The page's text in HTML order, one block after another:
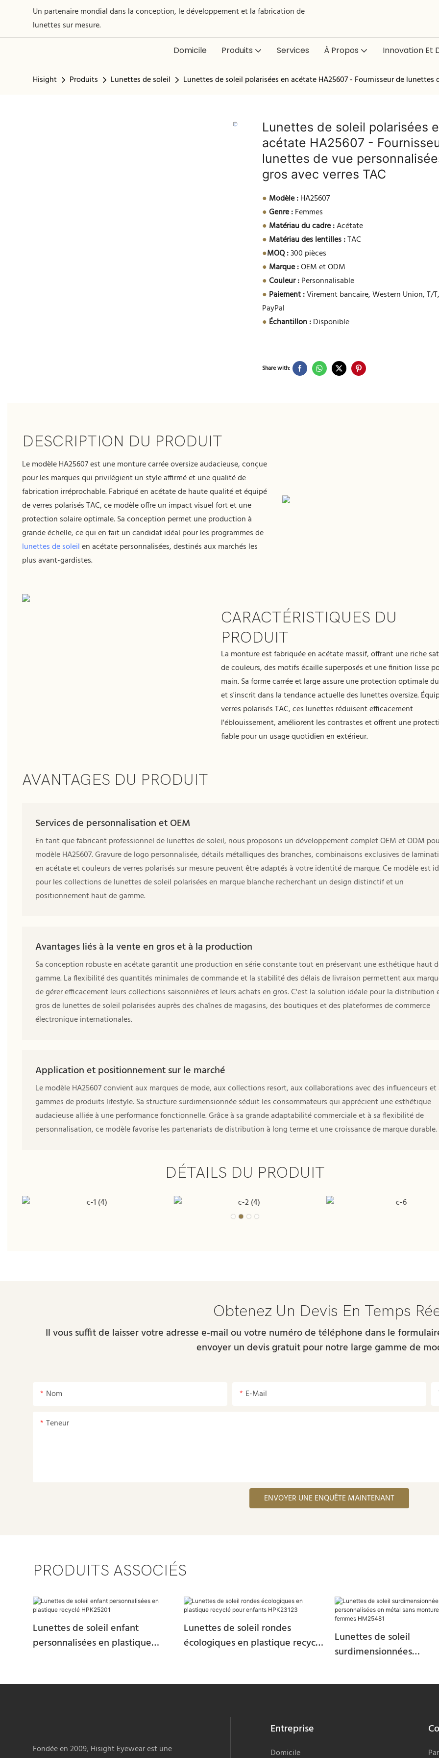
Un partenaire mondial dans la conception, le développement et la fabrication de
lunettes sur mesure.
Domicile Produits Services À Propos Innovation Et
Hisight Produits Lunettes de soleil Lunettes de soleil polarisées en acétate HA25607 - Fournisseur de lunettes
Lunettes de soleil polarisées
acétate HA25607 -
lunettes de vue
gros avec verres TAC
● Modèle :HA25607
● Genre :Femmes
● Matériau du cadre :Acétate
● Matériau des lentilles :TAC
●MOQ :300 pièces
● Marque :OEM et ODM
● Couleur :Personnalisable
● Paiement :Virement bancaire, Western Union, T/
PayPal
● Échantillon :Disponible
Share with:
DESCRIPTION DU PRODUIT
Le modèle HA25607 est une monture carrée oversize audacieuse, conçue
pour les marques qui privilégient un style affirmé et une qualité de
fabrication irréprochable. Fabriqué en acétate de haute qualité et équipé
de verres polarisés TAC, ce modèle offre un impact visuel fort et une
protection solaire optimale. Sa conception permet une production à
grande échelle, ce qui en fait un candidat idéal pour les programmes de
lunettes de soleilen acétate personnalisées, destinés aux marchés les
plus avant-gardistes.
CARACTÉRISTIQUES DU
PRODUIT
La monture est fabriquée en acétate massif, offrant une riche
de couleurs, des motifs écaille superposés et une finition lisse
main. Sa forme carrée et large assure une protection optimale
et s'inscrit dans la tendance actuelle des lunettes oversize.
verres polarisés TAC, ces lunettes réduisent efficacement
l'éblouissement, améliorent les contrastes et offrent une
fiable pour un usage quotidien en extérieur.
AVANTAGES DU PRODUIT
Services de personnalisation et OEM
En tant que fabricant professionnel de lunettes de soleil, nous proposons un développement complet OEM et ODM
modèle HA25607. Gravure de logo personnalisée, détails métalliques des branches, combinaisons exclusives de
en acétate et couleurs de verres polarisés sur mesure peuvent être adaptés à votre identité de marque. Ce modèle est
pour les collections de lunettes de soleil polarisées en marque blanche recherchant un design distinctif et un
positionnement haut de gamme.
Avantages liés à la vente en gros et à la production
Sa conception robuste en acétate garantit une production en série constante tout en préservant une esthétique haut
gamme. La flexibilité des quantités minimales de commande et la stabilité des délais de livraison permettent aux
de gérer efficacement leurs collections saisonnières et leurs achats en gros. C'est la solution idéale pour la distribution
gros de lunettes de soleil polarisées auprès des chaînes de magasins, des boutiques et des plateformes de commerce
électronique internationales.
Application et positionnement sur le marché
Le modèle HA25607 convient aux marques de mode, aux collections resort, aux collaborations avec des influenceurs et
gammes de produits lifestyle. Sa structure surdimensionnée séduit les consommateurs qui apprécient une esthétique
audacieuse alliée à une performance fonctionnelle. Grâce à sa grande adaptabilité commerciale et à sa flexibilité de
personnalisation, ce modèle favorise les partenariats de distribution à long terme et une croissance de marque durable.
DÉTAILS DU PRODUIT
Obtenez Un Devis En Temps
Il vous suffit de laisser votre adresse e-mail ou votre numéro de téléphone dans le
envoyer un devis gratuit pour notre large gamme de
Nom E-Mail
Teneur
ENVOYER UNE ENQUÊTE MAINTENANT
PRODUITS ASSOCIÉS
Lunettes de soleil enfant
personnalisées en plastique
Lunettes de soleil rondes
écologiques en plastique recyclé
Lunettes de soleil
surdimensionnées
monture pour femmes
Fondée en 2009, Hisight Eyewear est une
Entreprise
Domicile